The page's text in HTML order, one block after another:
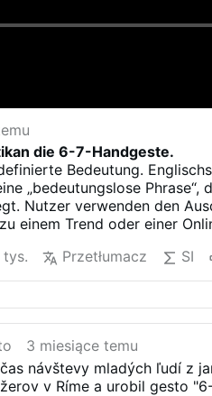
die 6-7-Handgeste.
Bedeutung.
„bedeutungslose
Nutzer verwenden den
einem Trend oder einer
von „6-7“ vage, da
Alpha ihn verwenden, um
absolut nichts bedeutet.
tys. Przetłumacz SI
3 miesiące temu
návštevy mladých ľudí z
v Ríme a urobil gesto